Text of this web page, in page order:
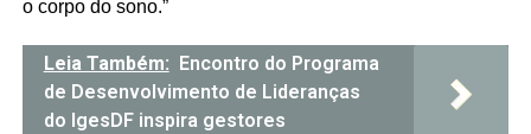
o corpo do sono.”
Leia Também: Encontro do Programa
de Desenvolvimento de Lideranças
do IgesDF inspira gestores